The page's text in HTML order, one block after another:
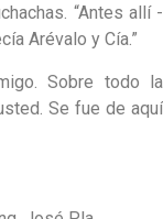
“Antes allí -
Arévalo y Cía.”
Sobre todo la
Se fue de aquí